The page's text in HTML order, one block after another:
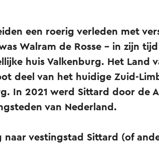
een roerig verleden met
Walram de Rosse - in zijn
huis Valkenburg. Het Land
deel van het huidige Zuid-
In 2021 werd Sittard door de
van Nederland.
naar vestingstad Sittard (of